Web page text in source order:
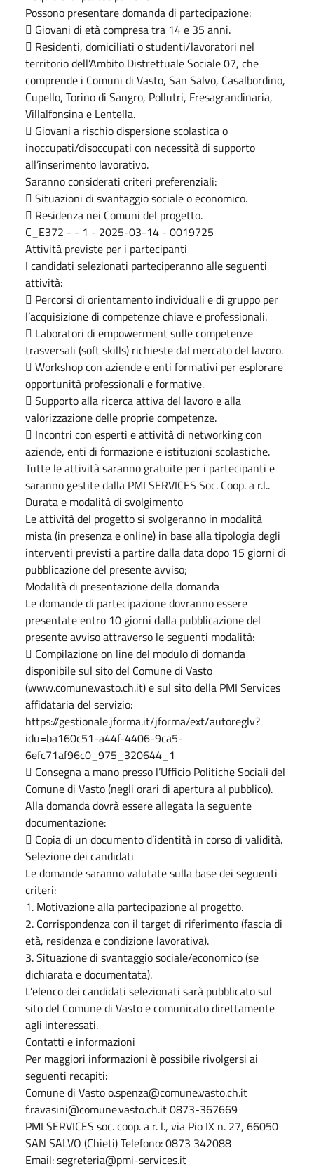
Possono presentare domanda di partecipazione:
 Giovani di età compresa tra 14 e 35 anni.
 Residenti, domiciliati o studenti/lavoratori nel
territorio dell’Ambito Distrettuale Sociale 07, che
comprende i Comuni di Vasto, San Salvo, Casalbordino,
Cupello, Torino di Sangro, Pollutri, Fresagrandinaria,
Villalfonsina e Lentella.
 Giovani a rischio dispersione scolastica o
inoccupati/disoccupati con necessità di supporto
all’inserimento lavorativo.
Saranno considerati criteri preferenziali:
 Situazioni di svantaggio sociale o economico.
 Residenza nei Comuni del progetto.
C_E372 - - 1 - 2025-03-14 - 0019725
Attività previste per i partecipanti
I candidati selezionati parteciperanno alle seguenti
attività:
 Percorsi di orientamento individuali e di gruppo per
l’acquisizione di competenze chiave e professionali.
 Laboratori di empowerment sulle competenze
trasversali (soft skills) richieste dal mercato del lavoro.
 Workshop con aziende e enti formativi per esplorare
opportunità professionali e formative.
 Supporto alla ricerca attiva del lavoro e alla
valorizzazione delle proprie competenze.
 Incontri con esperti e attività di networking con
aziende, enti di formazione e istituzioni scolastiche.
Tutte le attività saranno gratuite per i partecipanti e
saranno gestite dalla PMI SERVICES Soc. Coop. a r.l..
Durata e modalità di svolgimento
Le attività del progetto si svolgeranno in modalità
mista (in presenza e online) in base alla tipologia degli
interventi previsti a partire dalla data dopo 15 giorni di
pubblicazione del presente avviso;
Modalità di presentazione della domanda
Le domande di partecipazione dovranno essere
presentate entro 10 giorni dalla pubblicazione del
presente avviso attraverso le seguenti modalità:
 Compilazione on line del modulo di domanda
disponibile sul sito del Comune di Vasto
(www.comune.vasto.ch.it) e sul sito della PMI Services
affidataria del servizio:
https://gestionale.jforma.it/jforma/ext/autoreglv?
idu=ba160c51-a44f-4406-9ca5-
6efc71af96c0_975_320644_1
 Consegna a mano presso l’Ufficio Politiche Sociali del
Comune di Vasto (negli orari di apertura al pubblico).
Alla domanda dovrà essere allegata la seguente
documentazione:
 Copia di un documento d’identità in corso di validità.
Selezione dei candidati
Le domande saranno valutate sulla base dei seguenti
criteri:
1. Motivazione alla partecipazione al progetto.
2. Corrispondenza con il target di riferimento (fascia di
età, residenza e condizione lavorativa).
3. Situazione di svantaggio sociale/economico (se
dichiarata e documentata).
L’elenco dei candidati selezionati sarà pubblicato sul
sito del Comune di Vasto e comunicato direttamente
agli interessati.
Contatti e informazioni
Per maggiori informazioni è possibile rivolgersi ai
seguenti recapiti:
Comune di Vasto o.spenza@comune.vasto.ch.it
f.ravasini@comune.vasto.ch.it 0873-367669
PMI SERVICES soc. coop. a r. l., via Pio IX n. 27, 66050
SAN SALVO (Chieti) Telefono: 0873 342088
Email: segreteria@pmi-services.it